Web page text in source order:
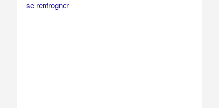
se renfrogner